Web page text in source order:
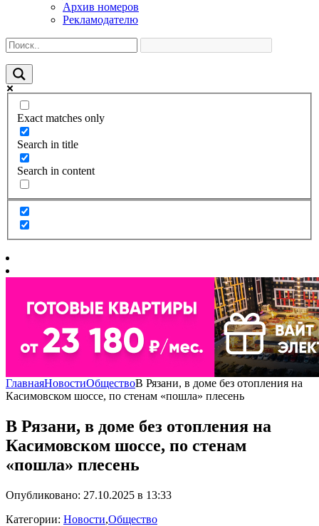
Архив номеров
Рекламодателю
Exact matches only
Search in title
Search in content
ГлавнаяНовостиОбществоВ Рязани, в доме без отопления на
Касимовском шоссе, по стенам «пошла» плесень
В Рязани, в доме без отопления на
Касимовском шоссе, по стенам
«пошла» плесень
Опубликовано: 27.10.2025 в 13:33
Категории: Новости,Общество